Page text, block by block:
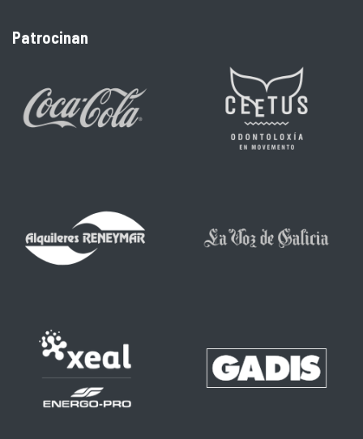
Patrocinan